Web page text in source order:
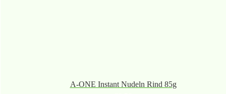
A-ONE Instant Nudeln Rind 85g